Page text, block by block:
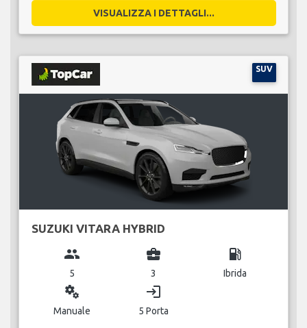
VISUALIZZA I DETTAGLI...
SUV
SUZUKI VITARA HYBRID
group
5
business_center
3
local_gas_station
Ibrida
miscellaneous_services
Manuale
login
5 Porta